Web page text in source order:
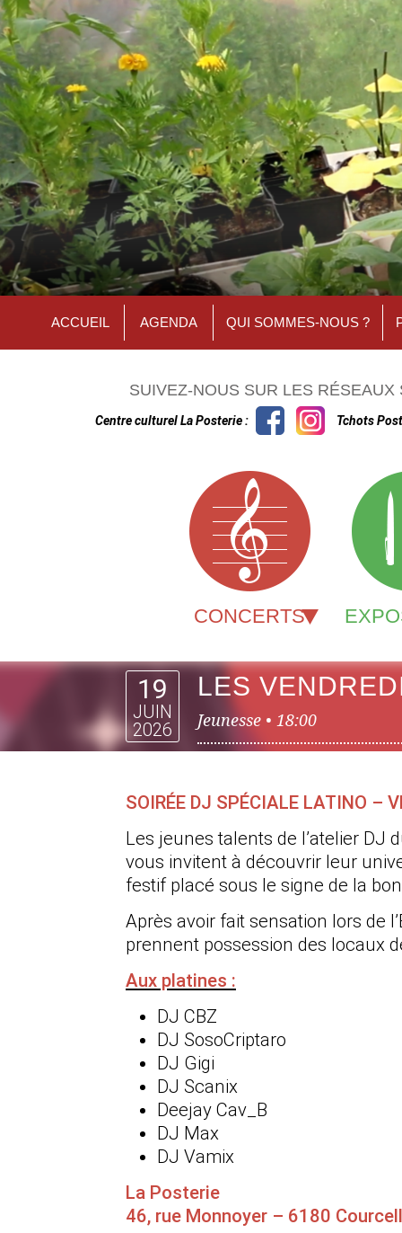
ACCUEIL AGENDA QUI SOMMES-NOUS ?
SUIVEZ-NOUS SUR LES RÉSEAUX
Centre culturel La Posterie : Tchots
CONCERTS
19
JUIN
2026
LES
Jeunesse • 18:00
SOIRÉE DJ SPÉCIALE LATINO –
Les jeunes talents de l’atelier DJ
vous invitent à découvrir leur
festif placé sous le signe de la
Après avoir fait sensation lors de
prennent possession des locaux
Aux platines :
DJ CBZ
DJ SosoCriptaro
DJ Gigi
DJ Scanix
Deejay Cav_B
DJ Max
DJ Vamix
La Posterie
46, rue Monnoyer – 6180